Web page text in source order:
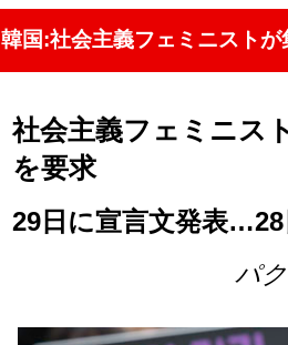
韓国:社会主義フェミニスト
社会主義フェミニス
を要求
29日に宣言文発表
パ